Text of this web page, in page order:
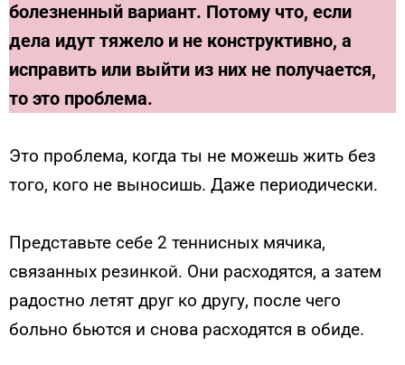
болезненный вариант. Потому что, если
дела идут тяжело и не конструктивно, а
исправить или выйти из них не получается,
то это проблема.
Это проблема, когда ты не можешь жить без
того, кого не выносишь. Даже периодически.
Представьте себе 2 теннисных мячика,
связанных резинкой. Они расходятся, а затем
радостно летят друг ко другу, после чего
больно бьются и снова расходятся в обиде.